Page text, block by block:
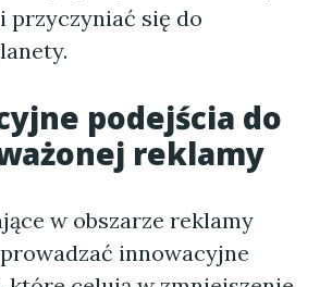
przyczyniać się do
podejścia do
reklamy
w obszarze reklamy
innowacyjne